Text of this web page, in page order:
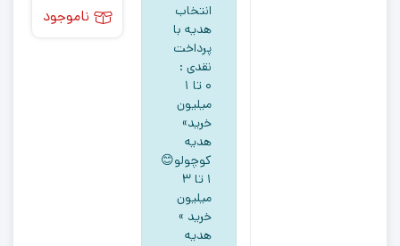
انتخاب
هدیه با
پرداخت
نقدی :
۰ تا ۱
میلیون
خرید»
هدیه
کوچولو😊
۱ تا ۳
میلیون
خرید »
هدیه
ناموجود